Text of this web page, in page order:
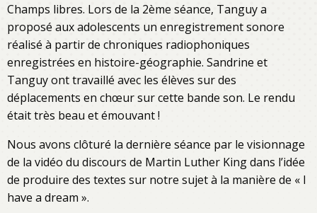
Champs libres. Lors de la 2ème séance, Tanguy a
proposé aux adolescents un enregistrement sonore
réalisé à partir de chroniques radiophoniques
enregistrées en histoire-géographie. Sandrine et
Tanguy ont travaillé avec les élèves sur des
déplacements en chœur sur cette bande son. Le rendu
était très beau et émouvant !
Nous avons clôturé la dernière séance par le visionnage
de la vidéo du discours de Martin Luther King dans l’idée
de produire des textes sur notre sujet à la manière de « I
have a dream ».